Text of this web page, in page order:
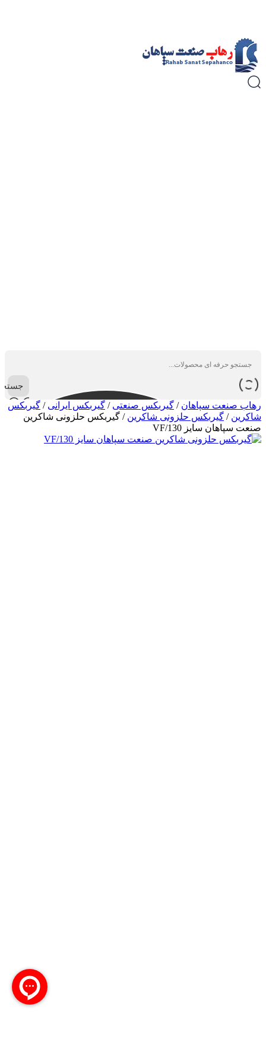
رهاب صنعت سپاهان / گیربکس صنعتی / گیربکس ایرانی / گیربکس
شاکرین / گیربکس حلزونی شاکرین / گیربکس حلزونی شاکرین
صنعت سپاهان سایز VF/130